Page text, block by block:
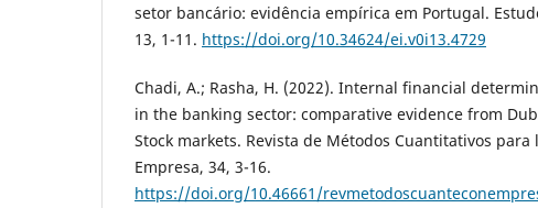
setor bancário: evidência empírica em Portugal.
13, 1-11. https://doi.org/10.34624/ei.v0i13.4729
Chadi, A.; Rasha, H. (2022). Internal financial
in the banking sector: comparative evidence from
Stock markets. Revista de Métodos Cuantitativos para
Empresa, 34, 3-16.
https://doi.org/10.46661/